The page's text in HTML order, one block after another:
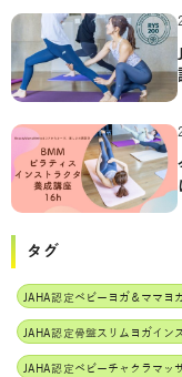
タグ
JAHA認定骨盤スリムヨガイン